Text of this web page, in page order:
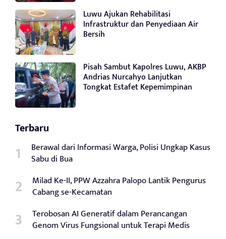
Luwu Ajukan Rehabilitasi
Infrastruktur dan Penyediaan Air
Bersih
Pisah Sambut Kapolres Luwu, AKBP
Andrias Nurcahyo Lanjutkan
Tongkat Estafet Kepemimpinan
Terbaru
Berawal dari Informasi Warga, Polisi Ungkap Kasus
Sabu di Bua
Milad Ke-II, PPW Azzahra Palopo Lantik Pengurus
Cabang se-Kecamatan
Terobosan AI Generatif dalam Perancangan
Genom Virus Fungsional untuk Terapi Medis